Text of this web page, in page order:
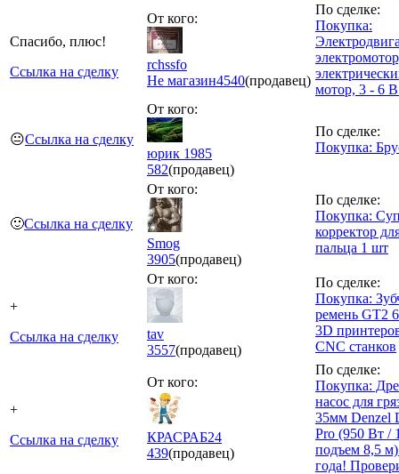
Спасибо, плюс!
Ссылка на сделку
От кого:
rchssfo
Не магазин4540(продавец)
По сделке:
Покупка:
мотор, 3 - 6
😐Ссылка на сделку
От кого:
юрик 1985
582(продавец)
По сделке:
Покупка:
🙂Ссылка на сделку
От кого:
Smog
3905(продавец)
По сделке:
Покупка:
корректор
пальца 1 шт
+
Ссылка на сделку
От кого:
tav
3557(продавец)
По сделке:
Покупка:
ремень GT2
3D
CNC станков
+
Ссылка на сделку
От кого:
КРАСРАБ24
439(продавец)
По сделке:
Покупка:
насос для
35мм Denzel
Pro (950 Вт /
подъем 8,5
года!